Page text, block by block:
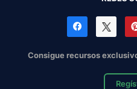
Consigue recursos